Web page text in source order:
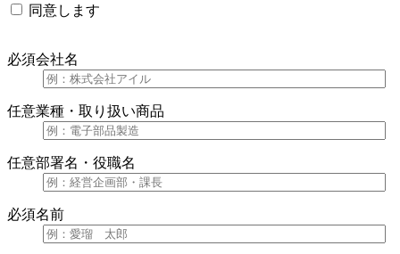
同意します
必須会社名
任意業種・取り扱い商品
任意部署名・役職名
必須名前